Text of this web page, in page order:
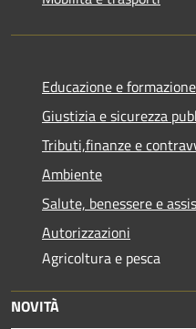
Educazione e formazione
Giustizia e sicurezza
Tributi,finanze e
Ambiente
Salute, benessere e
Autorizzazioni
Agricoltura e pesca
NOVITÀ